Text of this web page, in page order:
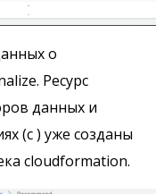
о
Ресурс
данных и
(с ) уже созданы
cloudformation.